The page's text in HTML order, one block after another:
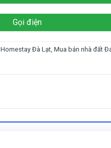
Gọi điện
,Homestay Đà Lạt ,Mua bán nhà đất